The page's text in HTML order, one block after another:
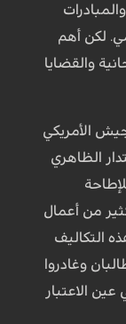
لكن أهم
والقضايا
الأمريكي
الظاهري
الكثير من أعمال
التكاليف
وغادروا
الاعتبار